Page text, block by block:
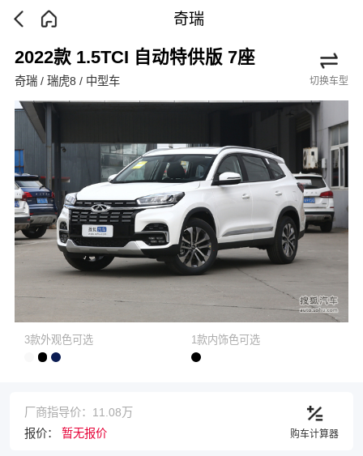
奇瑞
2022款 1.5TCI 自动特供版 7座
奇瑞 / 瑞虎8 / 中型车 切换车型
3款外观色可选 1款内饰色可选
厂商指导价：11.08万
报价： 暂无报价 购车计算器